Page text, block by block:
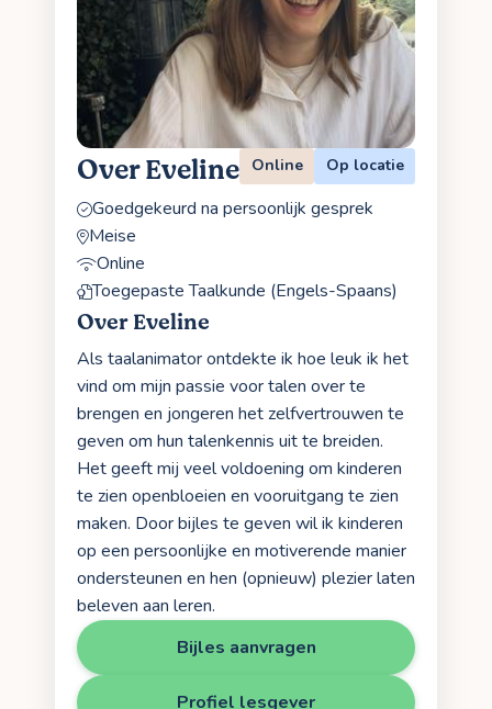
Over Eveline Online Op locatie
Goedgekeurd na persoonlijk gesprek
Meise
Online
Toegepaste Taalkunde (Engels-Spaans)
Over Eveline
Als taalanimator ontdekte ik hoe leuk ik het
vind om mijn passie voor talen over te
brengen en jongeren het zelfvertrouwen te
geven om hun talenkennis uit te breiden.
Het geeft mij veel voldoening om kinderen
te zien openbloeien en vooruitgang te zien
maken. Door bijles te geven wil ik kinderen
op een persoonlijke en motiverende manier
ondersteunen en hen (opnieuw) plezier laten
beleven aan leren.
Bijles aanvragen
Profiel lesgever